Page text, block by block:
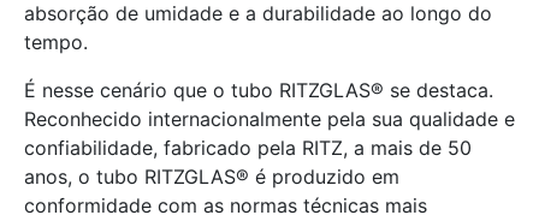
absorção de umidade e a durabilidade ao longo do
tempo.
É nesse cenário que o tubo RITZGLAS® se destaca.
Reconhecido internacionalmente pela sua qualidade e
confiabilidade, fabricado pela RITZ, a mais de 50
anos, o tubo RITZGLAS® é produzido em
conformidade com as normas técnicas mais